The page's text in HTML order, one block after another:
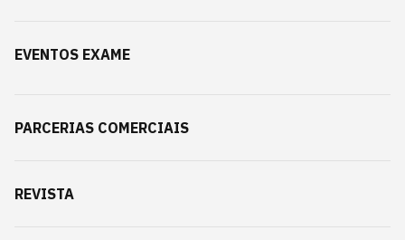
EVENTOS EXAME
PARCERIAS COMERCIAIS
REVISTA